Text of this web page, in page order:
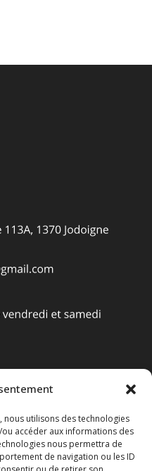
utilisons des technologies
accéder aux informations des
nous permettra de
de navigation ou les ID